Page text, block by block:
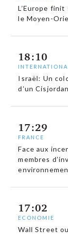
L’Europe
le Moyen-
18:10
Israël: Un
d’un
17:29
FRANCE
Face aux
membres
17:02
ECONOMIE
Wall Street